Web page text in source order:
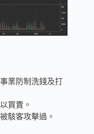
業防制洗錢及打
買賣。
駭客攻擊過。